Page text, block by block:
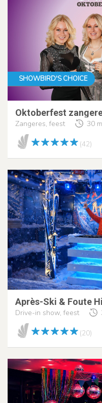
SHOWBIRD'S CHOICE
Oktoberfest
Zangeres, feest 30
(42)
Après-Ski & Foute
Drive-in show, feest
(20)